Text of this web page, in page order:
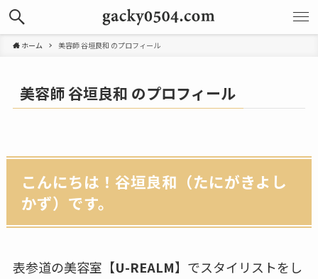
ホーム 美容師 谷垣良和 のプロフィール
美容師 谷垣良和 のプロフィール
こんにちは！谷垣良和（たにがきよし
かず）です。
表参道の美容室【U-REALM】でスタイリストをし